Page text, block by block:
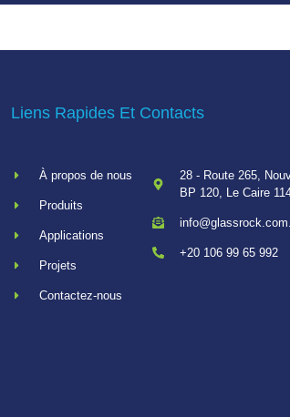
Liens Rapides Et Contacts
À propos de nous
Produits
Applications
Projets
Contactez-nous
28 - Route 265,
BP 120, Le Caire
+20 106 99 65 992